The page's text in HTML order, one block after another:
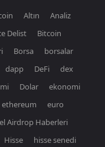
Altın
Analiz
Delist
Bitcoin
Borsa
borsalar
dapp DeFi
dex
Dolar
ekonomi
ethereum
euro
Airdrop Haberleri
Hisse
hisse senedi